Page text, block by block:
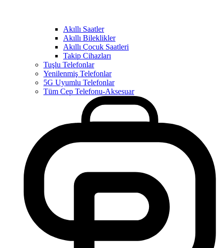
Akıllı Saatler
Akıllı Bileklikler
Akıllı Çocuk Saatleri
Takip Cihazları
Tuşlu Telefonlar
Yenilenmiş Telefonlar
5G Uyumlu Telefonlar
Tüm Cep Telefonu-Aksesuar